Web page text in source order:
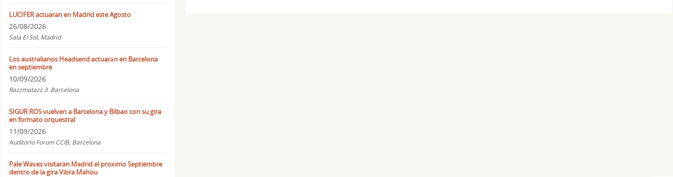
LUCIFER actuaran en Madrid este Agosto
26/08/2026
Sala El Sol, Madrid
Los australianos Headsend actuarán en Barcelona
en septiembre
10/09/2026
Razzmatazz 3 .Barcelona
SIGUR ROS vuelven a Barcelona y Bilbao con su gira
en formato orquestral
11/09/2026
Auditorio Forum CCIB, Barcelona
Pale Waves visitaran Madrid el proximo Septiembre
dentro de la gira Vibra Mahou